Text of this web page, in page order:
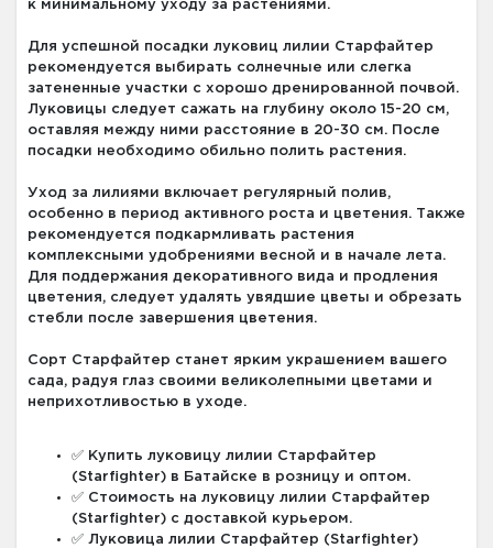
к минимальному уходу за растениями.
Для успешной посадки луковиц лилии Старфайтер
рекомендуется выбирать солнечные или слегка
затененные участки с хорошо дренированной почвой.
Луковицы следует сажать на глубину около 15-20 см,
оставляя между ними расстояние в 20-30 см. После
посадки необходимо обильно полить растения.
Уход за лилиями включает регулярный полив,
особенно в период активного роста и цветения. Также
рекомендуется подкармливать растения
комплексными удобрениями весной и в начале лета.
Для поддержания декоративного вида и продления
цветения, следует удалять увядшие цветы и обрезать
стебли после завершения цветения.
Сорт Старфайтер станет ярким украшением вашего
сада, радуя глаз своими великолепными цветами и
неприхотливостью в уходе.
✅ Купить луковицу лилии Старфайтер
(Starfighter) в Батайске в розницу и оптом.
✅ Стоимость на луковицу лилии Старфайтер
(Starfighter) с доставкой курьером.
✅ Луковица лилии Старфайтер (Starfighter)